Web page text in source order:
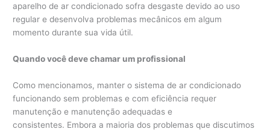
aparelho de ar condicionado sofra desgaste devido ao uso
regular e desenvolva problemas mecânicos em algum
momento durante sua vida útil.
Quando você deve chamar um profissional
Como mencionamos, manter o sistema de ar condicionado
funcionando sem problemas e com eficiência requer
manutenção e manutenção adequadas e
consistentes. Embora a maioria dos problemas que discutimos